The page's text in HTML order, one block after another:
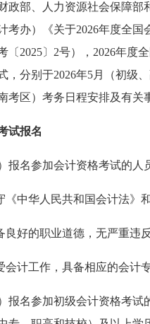
政部、人力资源社会保障部
考办）《关于2026年度全国
考〔2025〕2号），2026年
，分别于2026年5月（初级
考区）考务日程安排及有关
试报名
）报名参加会计资格考试的人
《中华人民共和国会计法》
良好的职业道德，无严重违
会计工作，具备相应的会计
）报名参加初级会计资格考